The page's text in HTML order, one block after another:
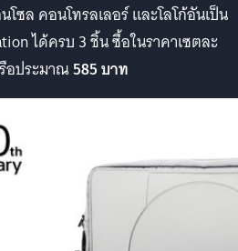
ซล คอนโทรลเลอร์ และโลโก้อันเป็น
ได้ครบ 3 ชิ้น ซื้อในราคาเซตละ
อประมาณ585 บาท